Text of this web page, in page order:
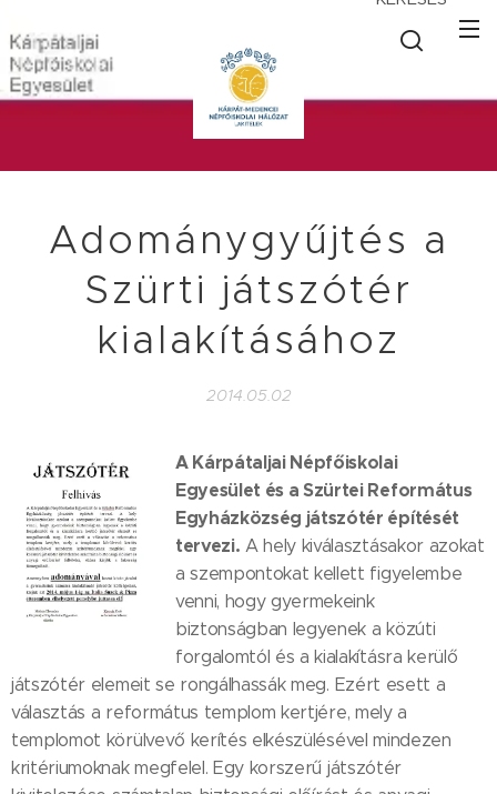
Adománygyűjtés a
Szürti játszótér
kialakításához
2014.05.02
A Kárpátaljai Népfőiskolai
Egyesület és a Szürtei Református
Egyházközség játszótér építését
tervezi. A hely kiválasztásakor azokat
a szempontokat kellett figyelembe
venni, hogy gyermekeink
biztonságban legyenek a közúti
forgalomtól és a kialakításra kerülő
játszótér elemeit se rongálhassák meg. Ezért esett a
választás a református templom kertjére, mely a
templomot körülvevő kerítés elkészülésével mindezen
kritériumoknak megfelel. Egy korszerű játszótér